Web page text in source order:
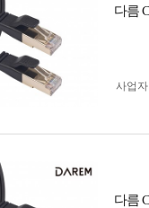
다름
사업
다름